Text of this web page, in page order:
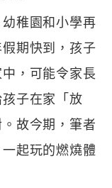
稚園和小學再
期快到，孩子
，可能令家長
子在家「放
故今期，筆者
起玩的燃燒體